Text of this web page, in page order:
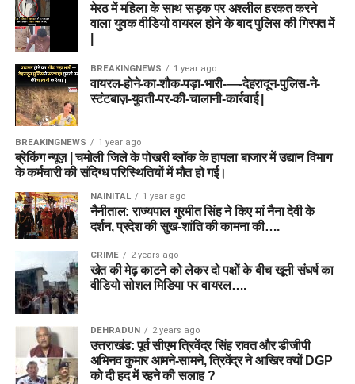
मेरठ में महिला के साथ सड़क पर अश्लील हरकत करने
वाला युवक वीडियो वायरल होने के बाद पुलिस की गिरफ्त में
BREAKINGNEWS 1 year ago
वायरल-होने-का-शौक-पड़ा-भारी-—-देहरादून-पुलिस-ने-
स्टंटबाज़-युवती-पर-की-चालानी-कार्रवाई |
BREAKINGNEWS 1 year ago
ब्रेकिंग न्यूज़ | चमोली जिले के पोखरी ब्लॉक के हापला बाजार में उद्यान विभाग
के कर्मचारी की संदिग्ध परिस्थितियों में मौत हो गई।
NAINITAL 1 year ago
नैनीताल: राज्यपाल गुरमीत सिंह ने किए मां नैना देवी के
दर्शन, प्रदेश की सुख-शांति की कामना की….
CRIME 2 years ago
खेत की मेढ़ काटने को लेकर दो पक्षों के बीच खूनी संघर्ष का
वीडियो सोशल मिडिया पर वायरल….
DEHRADUN 2 years ago
उत्तराखंड: पूर्व सीएम त्रिवेंद्र सिंह रावत और डीजीपी
अभिनव कुमार आमने-सामने, त्रिवेंद्र ने आखिर क्यों DGP
को दी हद में रहने की सलाह ?